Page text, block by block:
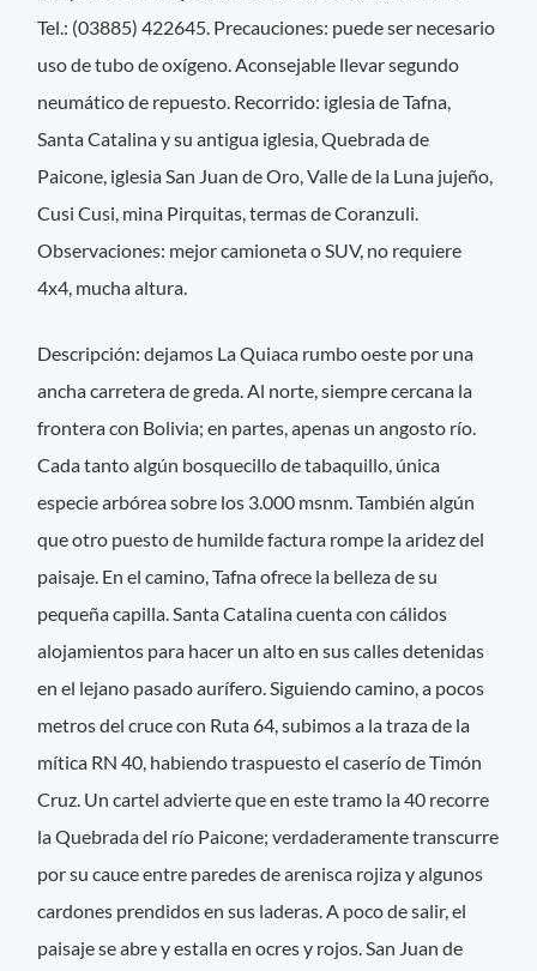
Tel.: (03885) 422645. Precauciones: puede ser necesario
uso de tubo de oxígeno. Aconsejable llevar segundo
neumático de repuesto. Recorrido: iglesia de Tafna,
Santa Catalina y su antigua iglesia, Quebrada de
Paicone, iglesia San Juan de Oro, Valle de la Luna jujeño,
Cusi Cusi, mina Pirquitas, termas de Coranzuli.
Observaciones: mejor camioneta o SUV, no requiere
4x4, mucha altura.
Descripción: dejamos La Quiaca rumbo oeste por una
ancha carretera de greda. Al norte, siempre cercana la
frontera con Bolivia; en partes, apenas un angosto río.
Cada tanto algún bosquecillo de tabaquillo, única
especie arbórea sobre los 3.000 msnm. También algún
que otro puesto de humilde factura rompe la aridez del
paisaje. En el camino, Tafna ofrece la belleza de su
pequeña capilla. Santa Catalina cuenta con cálidos
alojamientos para hacer un alto en sus calles detenidas
en el lejano pasado aurífero. Siguiendo camino, a pocos
metros del cruce con Ruta 64, subimos a la traza de la
mítica RN 40, habiendo traspuesto el caserío de Timón
Cruz. Un cartel advierte que en este tramo la 40 recorre
la Quebrada del río Paicone; verdaderamente transcurre
por su cauce entre paredes de arenisca rojiza y algunos
cardones prendidos en sus laderas. A poco de salir, el
paisaje se abre y estalla en ocres y rojos. San Juan de